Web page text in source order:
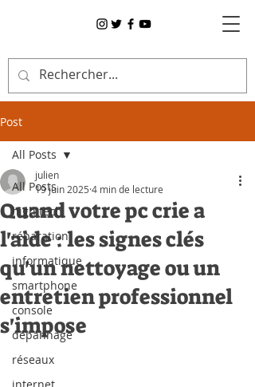
Post
All Posts
high tech
réparation
informatique
smartphone
console
dépannage
réseaux
All Posts
Quand votre pc crie a
l'aide : les signes clés
qu'un nettoyage ou un
entretien professionnel
s'impose
julien
19 juin 2025 4 min de lecture